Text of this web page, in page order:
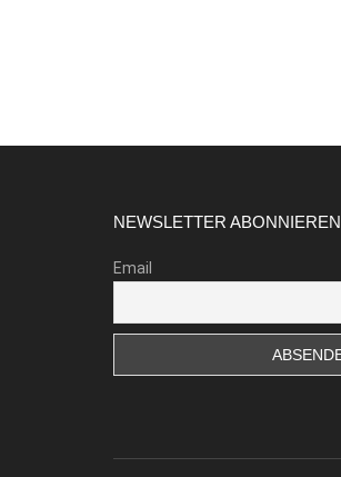
NEWSLETTER ABONNIEREN
Email